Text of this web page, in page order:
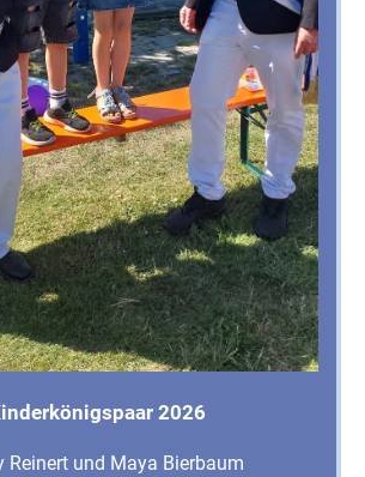
2026
Reinert und Maya Bierbaum